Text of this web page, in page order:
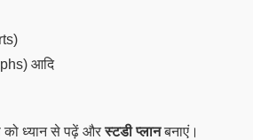
आदि
ध्यान से पढ़ें औरस्टडी प्लानबनाएं।